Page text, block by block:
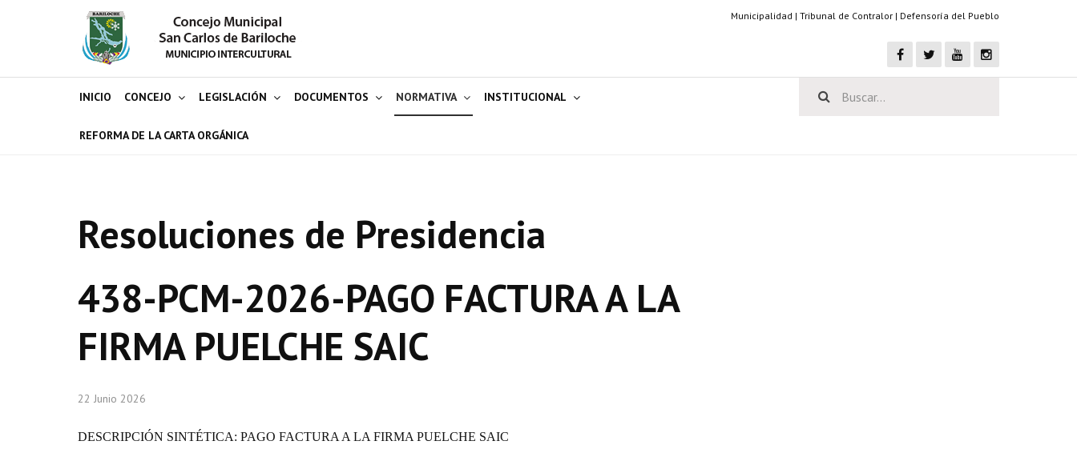
Municipalidad | Tribunal de Contralor | Defensoría del Pueblo
INICIO CONCEJO LEGISLACIÓN DOCUMENTOS NORMATIVA INSTITUCIONAL
REFORMA DE LA CARTA ORGÁNICA
Resoluciones de Presidencia
438-PCM-2026-PAGO FACTURA A LA
FIRMA PUELCHE SAIC
22 Junio 2026
DESCRIPCIÓN SINTÉTICA: PAGO FACTURA A LA FIRMA PUELCHE SAIC